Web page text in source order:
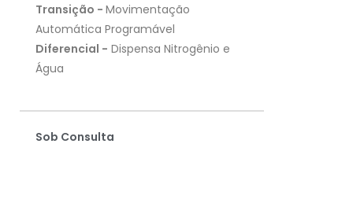
Transição - Movimentação
Automática Programável
Diferencial - Dispensa Nitrogênio e
Água
Sob Consulta